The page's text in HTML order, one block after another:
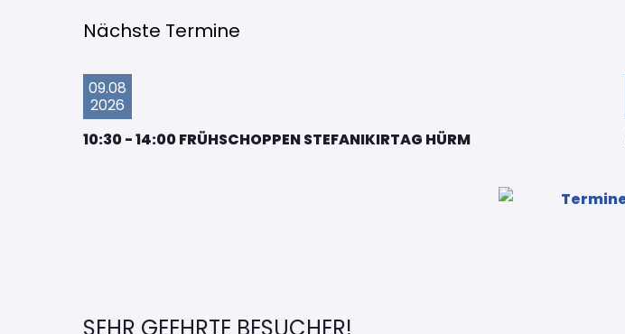
Nächste Termine
09.08
2026
10:30 - 14:00 FRÜHSCHOPPEN STEFANIKIRTAG HÜRM